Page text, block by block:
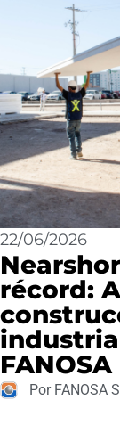
22/06/2026
récord:
FANOSA
Por FANOSA